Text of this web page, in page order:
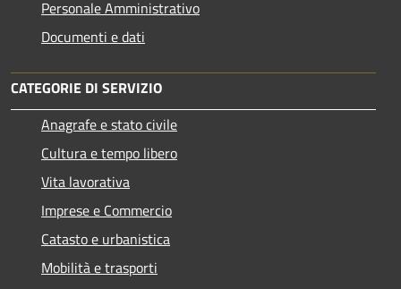
Personale Amministrativo
Documenti e dati
CATEGORIE DI SERVIZIO
Anagrafe e stato civile
Cultura e tempo libero
Vita lavorativa
Imprese e Commercio
Catasto e urbanistica
Mobilità e trasporti